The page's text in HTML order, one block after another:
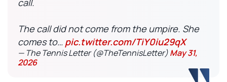
call.
The call did not come from the umpire. She
comes to… pic.twitter.com/TiY0iu29qX
— The Tennis Letter (@TheTennisLetter)May 31,
2026